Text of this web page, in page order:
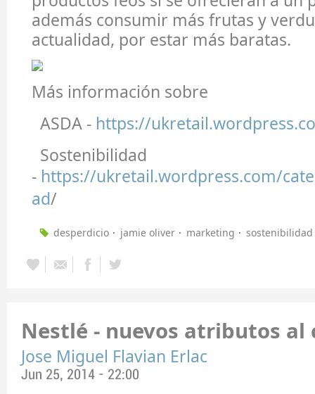
además consumir más frutas y
actualidad, por estar más baratas.
Más información sobre
ASDA - https://
Sostenibilidad
- https://ukretail.wordpress.com/
ad/
desperdicio jamie oliver marketing sostenibilidad
Nestlé - nuevos atributos al
Jose Miguel Flavian Erlac
Jun 25, 2014 - 22:00